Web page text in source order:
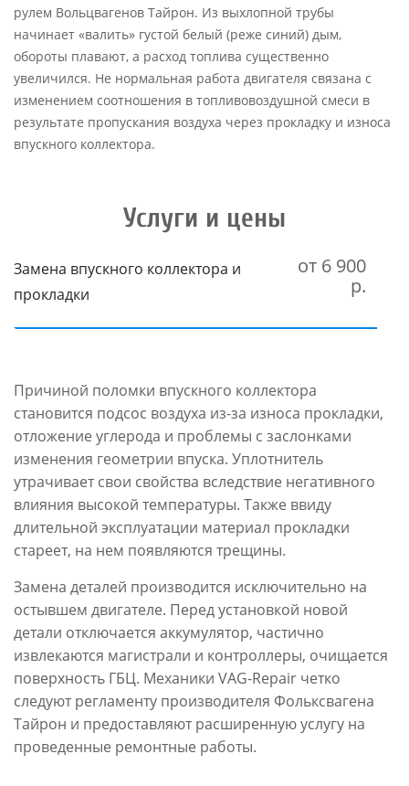
рулем Вольцвагенов Тайрон. Из выхлопной трубы
начинает «валить» густой белый (реже синий) дым,
обороты плавают, а расход топлива существенно
увеличился. Не нормальная работа двигателя связана с
изменением соотношения в топливовоздушной смеси в
результате пропускания воздуха через прокладку и износа
впускного коллектора.
Услуги и цены
Замена впускного коллектора и
прокладки
от 6 900
р.
Причиной поломки впускного коллектора
становится подсос воздуха из-за износа прокладки,
отложение углерода и проблемы с заслонками
изменения геометрии впуска. Уплотнитель
утрачивает свои свойства вследствие негативного
влияния высокой температуры. Также ввиду
длительной эксплуатации материал прокладки
стареет, на нем появляются трещины.
Замена деталей производится исключительно на
остывшем двигателе. Перед установкой новой
детали отключается аккумулятор, частично
извлекаются магистрали и контроллеры, очищается
поверхность ГБЦ. Механики VAG-Repair четко
следуют регламенту производителя Фольксвагена
Тайрон и предоставляют расширенную услугу на
проведенные ремонтные работы.